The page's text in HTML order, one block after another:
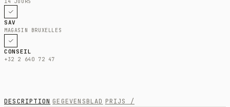
SAV
MAGASIN BRUXELLES
CONSEIL
+32 2 640 72 47
DESCRIPTION GEGEVENSBLAD PRIJS /